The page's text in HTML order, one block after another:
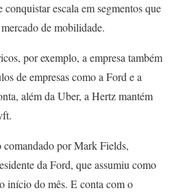
escala em segmentos que
de mobilidade.
por exemplo, a empresa também
de empresas como a Ford e a
além da Uber, a Hertz mantém
comandado por Mark Fields,
da Ford, que assumiu como
início do mês. E conta com o